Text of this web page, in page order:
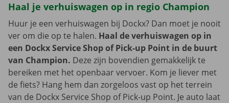
Haal je verhuiswagen op in regio Champion
Huur je een verhuiswagen bij Dockx? Dan moet je nooit
ver om die op te halen. Haal de verhuiswagen op in
een Dockx Service Shop of Pick-up Point in de buurt
van Champion. Deze zijn bovendien gemakkelijk te
bereiken met het openbaar vervoer. Kom je liever met
de fiets? Hang hem dan zorgeloos vast op het terrein
van de Dockx Service Shop of Pick-up Point. Je auto laat